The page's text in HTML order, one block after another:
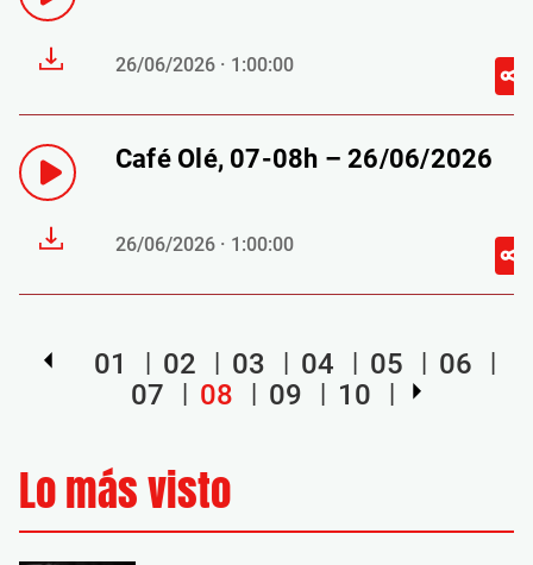
26/06/2026 · 1:00:00
Café Olé, 07-08h – 26/06/2026
26/06/2026 · 1:00:00
01 02 03 04 05
06
07
08 09 10
Lo más visto